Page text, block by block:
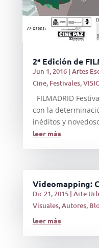
2ª Edición de
Jun 1, 2016| Artes
Cine, Festivales,
FILMADRID
con la
inéditos y
leer más
Videomapping:
Dic 21, 2015| Arte
Visuales,Autores,
leer más